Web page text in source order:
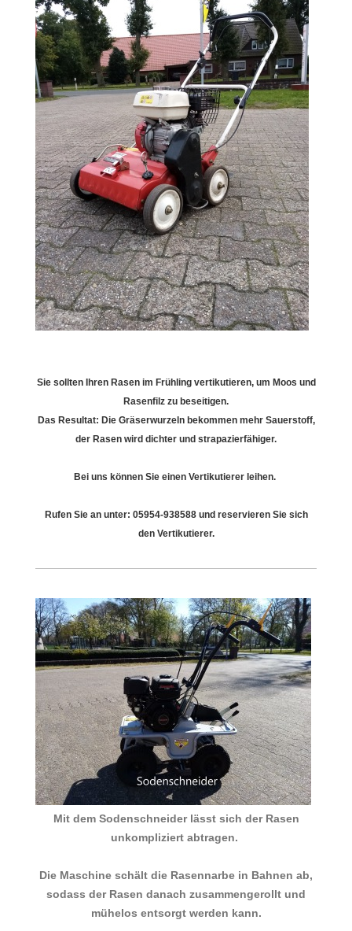
Sie sollten Ihren Rasen im Frühling vertikutieren, um Moos und
Rasenfilz zu beseitigen.
Das Resultat: Die Gräserwurzeln bekommen mehr Sauerstoff,
der Rasen wird dichter und strapazierfähiger.
Bei uns können Sie einen Vertikutierer leihen.
Rufen Sie an unter: 05954-938588 und reservieren Sie sich
den Vertikutierer.
Mit dem Sodenschneider lässt sich der Rasen
unkompliziert abtragen.
Die Maschine schält die Rasennarbe in Bahnen ab,
sodass der Rasen danach zusammengerollt und
mühelos entsorgt werden kann.